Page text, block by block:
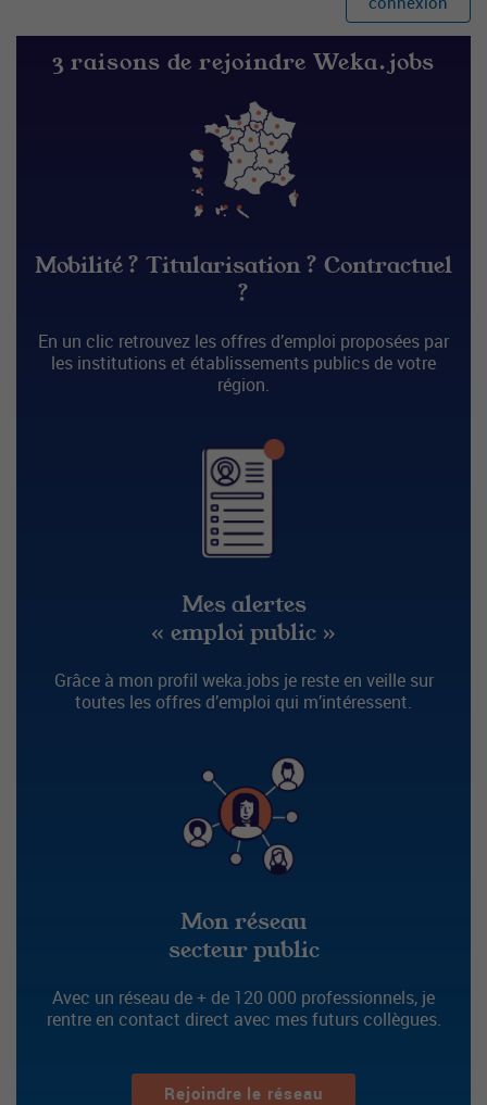
3 raisons de rejoindre Weka.jobs
Mobilité ? Titularisation ? Contractuel
?
En un clic retrouvez les offres d’emploi proposées par
les institutions et établissements publics de votre
région.
Mes alertes
« emploi public »
Grâce à mon profil weka.jobs je reste en veille sur
toutes les offres d’emploi qui m’intéressent.
Mon réseau
secteur public
Avec un réseau de + de 120 000 professionnels, je
rentre en contact direct avec mes futurs collègues.
Rejoindre le réseau